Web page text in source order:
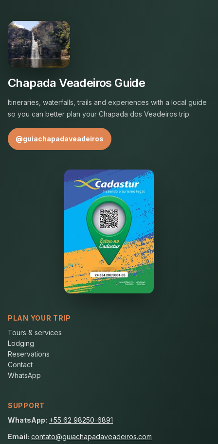
Chapada Veadeiros Guide
Itineraries, waterfalls, trails and experiences with a local guide
so you can better plan your Chapada dos Veadeiros trip.
@guiachapadaveadeiros
PLAN YOUR TRIP
Tours & services
Lodging
Reservations
Contact
WhatsApp
SUPPORT
WhatsApp: +55 62 98250-6891
Email: contato@guiachapadaveadeiros.com